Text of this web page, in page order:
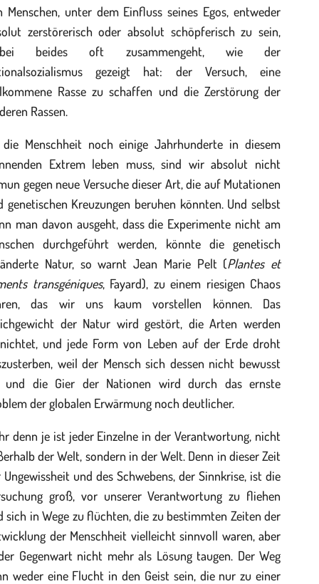
Menschen, unter dem Einfluss seines Egos, entweder
zerstörerisch oder absolut schöpferisch zu sein,
beides oft zusammengeht, wie der
gezeigt hat: der Versuch, eine
Rasse zu schaffen und die Zerstörung der
Rassen.
die Menschheit noch einige Jahrhunderte in diesem
Extrem leben muss, sind wir absolut nicht
gegen neue Versuche dieser Art, die auf Mutationen
genetischen Kreuzungen beruhen könnten. Und selbst
man davon ausgeht, dass die Experimente nicht am
durchgeführt werden, könnte die genetisch
Natur, so warnt Jean Marie Pelt (Plantes et
transgéniques, Fayard), zu einem riesigen Chaos
das wir uns kaum vorstellen können. Das
der Natur wird gestört, die Arten werden
und jede Form von Leben auf der Erde droht
weil der Mensch sich dessen nicht bewusst
und die Gier der Nationen wird durch das ernste
der globalen Erwärmung noch deutlicher.
denn je ist jeder Einzelne in der Verantwortung, nicht
der Welt, sondern in der Welt. Denn in dieser Zeit
Ungewissheit und des Schwebens, der Sinnkrise, ist die
groß, vor unserer Verantwortung zu fliehen
sich in Wege zu flüchten, die zu bestimmten Zeiten der
der Menschheit vielleicht sinnvoll waren, aber
Gegenwart nicht mehr als Lösung taugen. Der Weg
weder eine Flucht in den Geist sein, die nur zu einer